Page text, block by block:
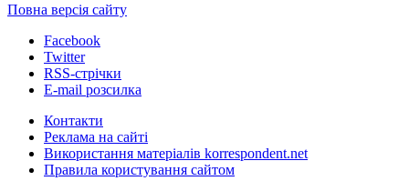
Повна версія сайту
Facebook
Twitter
RSS-стрічки
E-mail розсилка
Контакти
Реклама на сайті
Використання матеріалів korrespondent.net
Правила користування сайтом